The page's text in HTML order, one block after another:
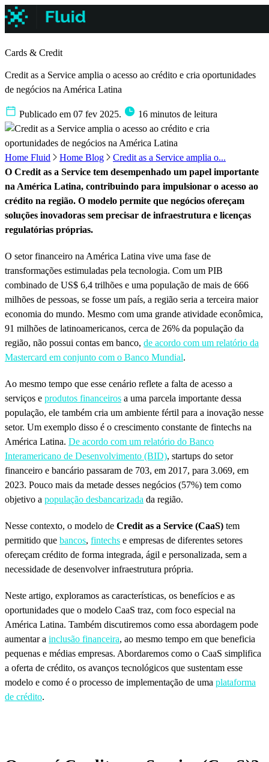
Cards & Credit
Credit as a Service amplia o acesso ao crédito e cria oportunidades
de negócios na América Latina
Publicado em 07 fev 2025. 16 minutos de leitura
Home Fluid Home Blog
Credit as a Service amplia o...
O Credit as a Service tem desempenhado um papel importante
na América Latina, contribuindo para impulsionar o acesso ao
crédito na região. O modelo permite que negócios ofereçam
soluções inovadoras sem precisar de infraestrutura e licenças
regulatórias próprias.
O setor financeiro na América Latina vive uma fase de
transformações estimuladas pela tecnologia. Com um PIB
combinado de US$ 6,4 trilhões e uma população de mais de 666
milhões de pessoas, se fosse um país, a região seria a terceira maior
economia do mundo. Mesmo com uma grande atividade econômica,
91 milhões de latinoamericanos, cerca de 26% da população da
região, não possui contas em banco, de acordo com um relatório da
Mastercard em conjunto com o Banco Mundial.
Ao mesmo tempo que esse cenário reflete a falta de acesso a
serviços e produtos financeiros a uma parcela importante dessa
população, ele também cria um ambiente fértil para a inovação nesse
setor. Um exemplo disso é o crescimento constante de fintechs na
América Latina. De acordo com um relatório do Banco
Interamericano de Desenvolvimento (BID), startups do setor
financeiro e bancário passaram de 703, em 2017, para 3.069, em
2023. Pouco mais da metade desses negócios (57%) tem como
objetivo a população desbancarizada da região.
Nesse contexto, o modelo de Credit as a Service (CaaS) tem
permitido que bancos, fintechs e empresas de diferentes setores
ofereçam crédito de forma integrada, ágil e personalizada, sem a
necessidade de desenvolver infraestrutura própria.
Neste artigo, exploramos as características, os benefícios e as
oportunidades que o modelo CaaS traz, com foco especial na
América Latina. Também discutiremos como essa abordagem pode
aumentar a inclusão financeira, ao mesmo tempo em que beneficia
pequenas e médias empresas. Abordaremos como o CaaS simplifica
a oferta de crédito, os avanços tecnológicos que sustentam esse
modelo e como é o processo de implementação de uma plataforma
de crédito.